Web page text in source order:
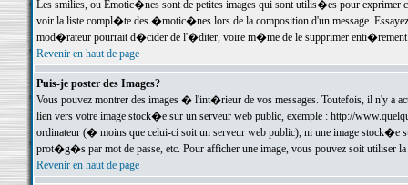
Les smilies, ou Emotic�nes sont de petites images qui sont utilis�es pour exprimer
voir la liste compl�te des �motic�nes lors de la composition d'un message.
mod�rateur pourrait d�cider de l'�diter, voire m�me de le supprimer
Revenir en haut de page
Puis-je poster des Images?
Vous pouvez montrer des images � l'int�rieur de vos messages. Toutefois, il n'y a
lien vers votre image stock�e sur un serveur web public, exemple : http://
ordinateur (� moins que celui-ci soit un serveur web public), ni une image stock�e
prot�g�s par mot de passe, etc. Pour afficher une image, vous pouvez soit
Revenir en haut de page